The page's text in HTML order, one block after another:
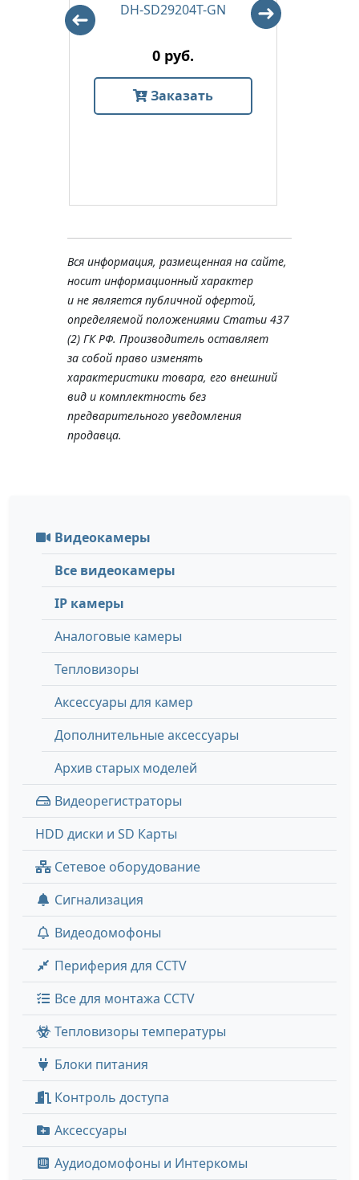
DH-SD29204T-GN
0 руб.
Заказать
Вся информация, размещенная на сайте,
носит информационный характер
и не является публичной офертой,
определяемой положениями Статьи 437
(2) ГК РФ. Производитель оставляет
за собой право изменять
характеристики товара, его внешний
вид и комплектность без
предварительного уведомления
продавца.
Видеокамеры
Все видеокамеры
IP камеры
Аналоговые камеры
Тепловизоры
Аксессуары для камер
Дополнительные аксессуары
Архив старых моделей
Видеорегистраторы
HDD диски и SD Карты
Сетевое оборудование
Сигнализация
Видеодомофоны
Периферия для CCTV
Все для монтажа CCTV
Тепловизоры температуры
Блоки питания
Контроль доступа
Аксессуары
Аудиодомофоны и Интеркомы